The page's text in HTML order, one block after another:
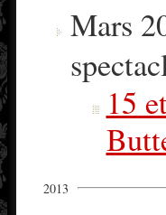
Mars
15
2013